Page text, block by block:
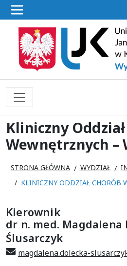
Kliniczny
Wewnętrznych –
STRONA GŁÓWNA WYDZIAŁ
KLINICZNY ODDZIAŁ CHORÓB
Kierownik
dr n. med. Magdalena
Ślusarczyk
magdalena.dolecka-